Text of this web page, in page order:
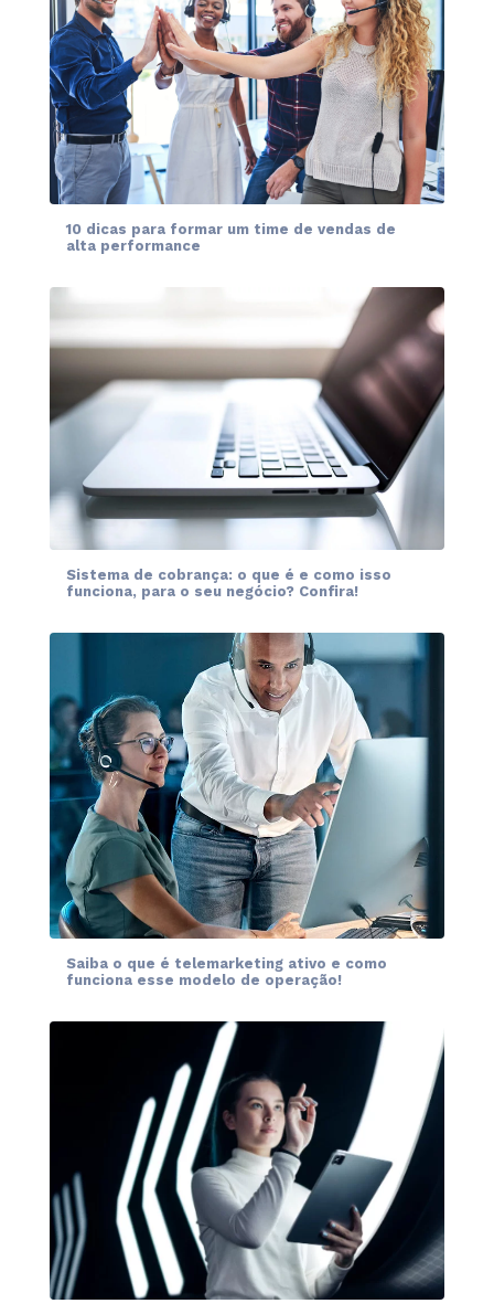
10 dicas para formar um time de vendas de
alta performance
Sistema de cobrança: o que é e como isso
funciona, para o seu negócio? Confira!
Saiba o que é telemarketing ativo e como
funciona esse modelo de operação!